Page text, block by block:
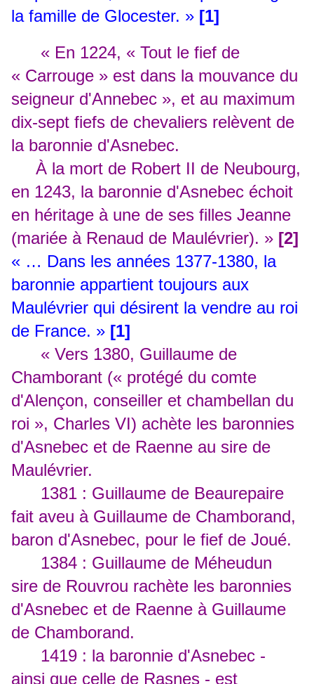
la famille de Glocester. » [1]
« En 1224, « Tout le fief de
« Carrouge » est dans la mouvance du
seigneur d'Annebec », et au maximum
dix-sept fiefs de chevaliers relèvent de
la baronnie d'Asnebec.
À la mort de Robert II de Neubourg,
en 1243, la baronnie d'Asnebec échoit
en héritage à une de ses filles Jeanne
(mariée à Renaud de Maulévrier). » [2]
« … Dans les années 1377-1380, la
baronnie appartient toujours aux
Maulévrier qui désirent la vendre au roi
de France. » [1]
« Vers 1380, Guillaume de
Chamborant (« protégé du comte
d'Alençon, conseiller et chambellan du
roi », Charles VI) achète les baronnies
d'Asnebec et de Raenne au sire de
Maulévrier.
1381 : Guillaume de Beaurepaire
fait aveu à Guillaume de Chamborand,
baron d'Asnebec, pour le fief de Joué.
1384 : Guillaume de Méheudun
sire de Rouvrou rachète les baronnies
d'Asnebec et de Raenne à Guillaume
de Chamborand.
1419 : la baronnie d'Asnebec -
ainsi que celle de Rasnes - est